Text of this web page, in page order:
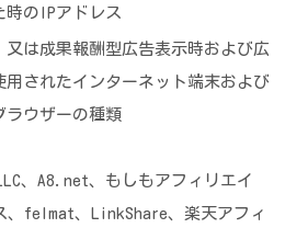
時のIPアドレス
又は成果報酬型広告表示時および広
用されたインターネット端末および
ラウザーの種類
、A8.net、もしもアフィリエイ
、felmat、LinkShare、楽天アフィ